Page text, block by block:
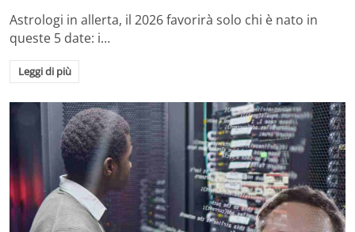
Astrologi in allerta, il 2026 favorirà solo chi è nato in
queste 5 date: i…
Leggi di più